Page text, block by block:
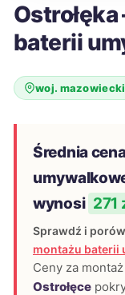
baterii
woj.
Średnia
wynosi 271
Sprawdź i
montażu baterii
Ceny za
Ostrołęce